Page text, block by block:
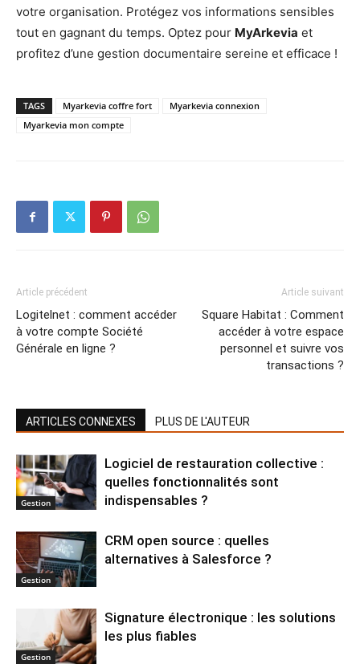
votre organisation. Protégez vos informations sensibles
tout en gagnant du temps. Optez pour MyArkevia et
profitez d’une gestion documentaire sereine et efficace !
TAGS Myarkevia coffre fort
Myarkevia connexion
Myarkevia mon compte
Article précédent
Logitelnet : comment accéder
à votre compte Société
Générale en ligne ?
Article suivant
Square Habitat : Comment
accéder à votre espace
personnel et suivre vos
transactions ?
ARTICLES CONNEXES PLUS DE L'AUTEUR
Gestion
Logiciel de restauration collective :
quelles fonctionnalités sont
indispensables ?
Gestion
CRM open source : quelles
alternatives à Salesforce ?
Gestion
Signature électronique : les solutions
les plus fiables